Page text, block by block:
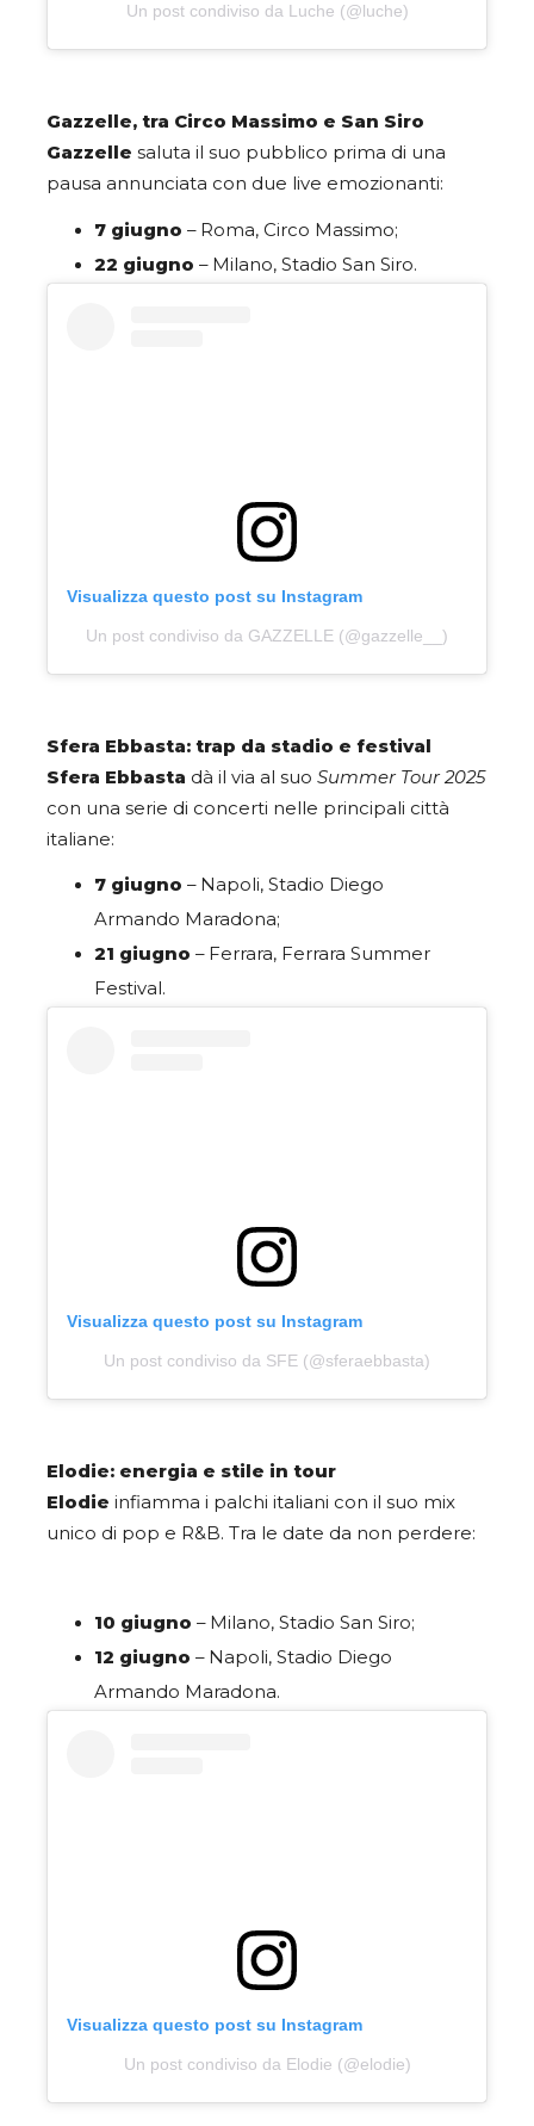
Un post condiviso da Luche (@luche)
Gazzelle, tra Circo Massimo e San Siro
Gazzelle saluta il suo pubblico prima di una
pausa annunciata con due live emozionanti:
7 giugno – Roma, Circo Massimo;
22 giugno – Milano, Stadio San Siro.
Visualizza questo post su Instagram
Un post condiviso da GAZZELLE (@gazzelle__)
Sfera Ebbasta: trap da stadio e festival
Sfera Ebbasta dà il via al suo Summer Tour 2025
con una serie di concerti nelle principali città
italiane:
7 giugno – Napoli, Stadio Diego
Armando Maradona;
21 giugno – Ferrara, Ferrara Summer
Festival.
Visualizza questo post su Instagram
Un post condiviso da SFE (@sferaebbasta)
Elodie: energia e stile in tour
Elodie infiamma i palchi italiani con il suo mix
unico di pop e R&B. Tra le date da non perdere:
10 giugno – Milano, Stadio San Siro;
12 giugno – Napoli, Stadio Diego
Armando Maradona.
Visualizza questo post su Instagram
Un post condiviso da Elodie (@elodie)